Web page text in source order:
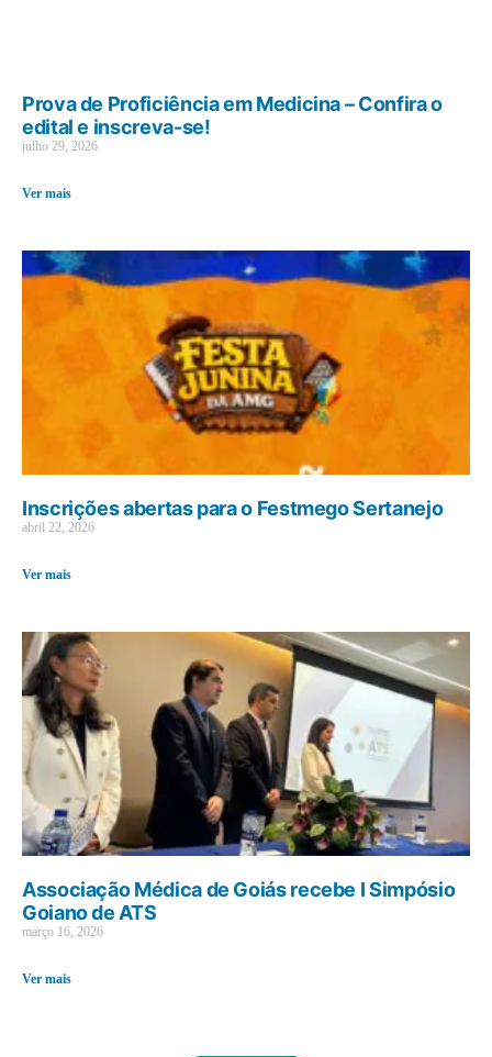
Prova de Proficiência em Medicina – Confira o
edital e inscreva-se!
julho 29, 2026
Ver mais
Inscrições abertas para o Festmego Sertanejo
abril 22, 2026
Ver mais
Associação Médica de Goiás recebe I Simpósio
Goiano de ATS
março 16, 2026
Ver mais